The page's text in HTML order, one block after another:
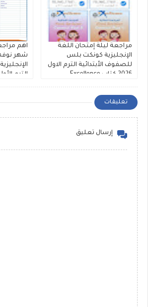
مراجعة ليلة إمتحان اللغة
الإنجليزية كونكت بلس
للصفوف الأبتدائية الترم الاول
2026 كتاب Excellence
اهم
شهر
الترم
تعليقات
إرسال تعليق